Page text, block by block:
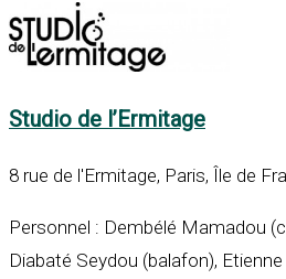
Studio de l’Ermitage
8 rue de l'Ermitage, Paris, Île de
Personnel : Dembélé Mamadou
Diabaté Seydou (balafon),